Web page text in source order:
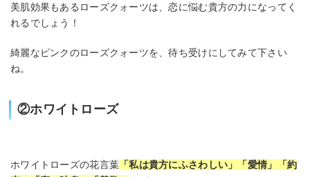
美肌効果もあるローズクォーツは、恋に悩む貴方の力になってく
れるでしょう！
綺麗なピンクのローズクォーツを、待ち受けにしてみて下さい
ね。
②ホワイトローズ
ホワイトローズの花言葉 「私は貴方にふさわしい」「愛情」「約